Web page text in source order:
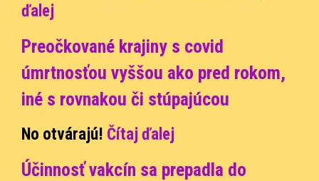
ďalej
Preočkované krajiny s covid
úmrtnosťou vyššou ako pred rokom,
iné s rovnakou či stúpajúcou
No otvárajú! Čítaj ďalej
Účinnosť vakcín sa prepadla do